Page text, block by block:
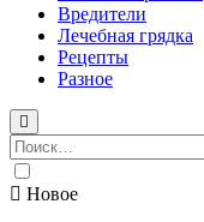
Вредители
Лечебная грядка
Рецепты
Разное
Найти:
Новое